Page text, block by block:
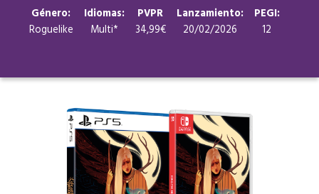
Género:
Roguelike
Idiomas:
Multi*
PVPR
34,99€
Lanzamiento:
20/02/2026
PEGI:
12
Contacto
Idiomas: